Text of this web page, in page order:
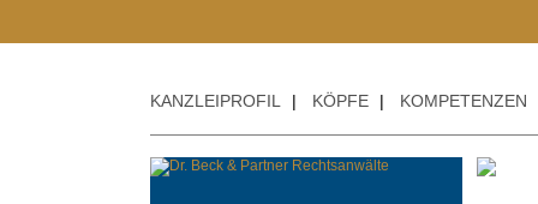
KANZLEIPROFIL | KÖPFE | KOMPETENZEN